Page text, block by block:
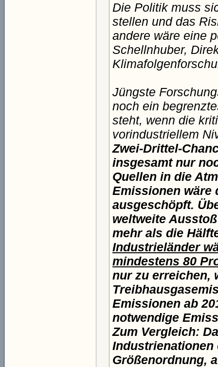
Die Politik muss
stellen und das
andere wäre eine
Schellnhuber,
Jüngste
noch ein
steht, wenn die
vorindustriellem
Zwei-Drittel-
insgesamt nur
Quellen in die
Emissionen wäre
ausgeschöpft.
weltweite
mehr als die
Industrieländer
mindestens 80
nur zu erreichen,
Emissionen ab
notwendige
Zum Vergleich:
Industrienationen
Größenordnung,